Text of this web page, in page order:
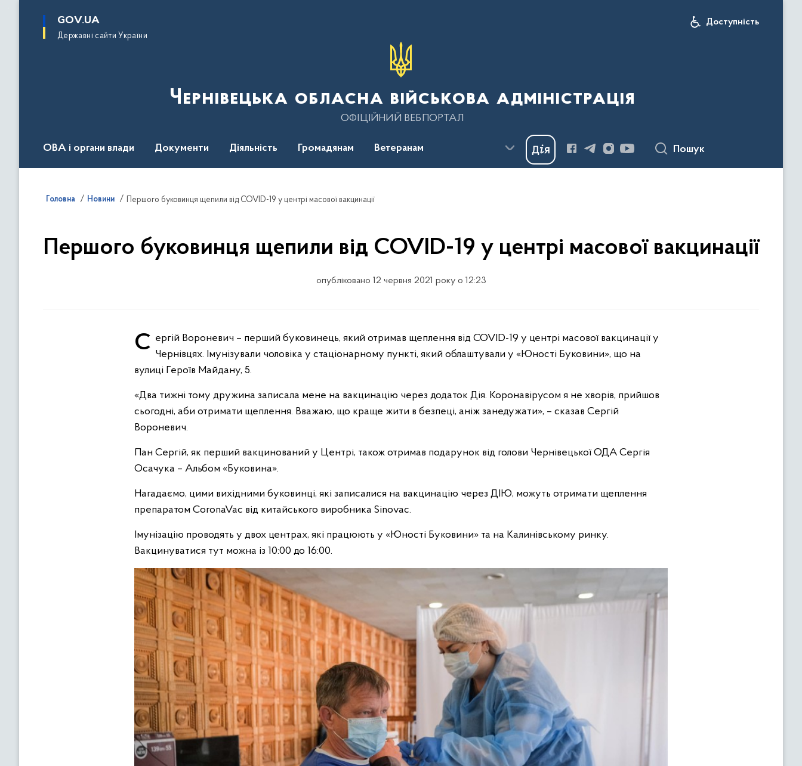
основного
GOV.UA
Державні сайти України
Доступність
Чернівецька обласна військова адміністрація
ОФІЦІЙНИЙ ВЕБПОРТАЛ
ОВА і органи влади Документи Діяльність Громадянам Ветеранам Пошук
Головна Новини Першого буковинця щепили від COVID-19 у центрі масової вакцинації
Першого буковинця щепили від COVID-19 у центрі масової вакцинації
опубліковано 12 червня 2021 року о 12:23
Сергій Вороневич – перший буковинець, який отримав щеплення від COVID-19 у центрі масової вакцинації у Чернівцях. Імунізували чоловіка у стаціонарному пункті, який облаштували у «Юності Буковини», що на
вулиці Героїв Майдану, 5.
«Два тижні тому дружина записала мене на вакцинацію через додаток Дія. Коронавірусом я не хворів, прийшов
сьогодні, аби отримати щеплення. Вважаю, що краще жити в безпеці, аніж занедужати», – сказав Сергій
Вороневич.
Пан Сергій, як перший вакцинований у Центрі, також отримав подарунок від голови Чернівецької ОДА Сергія
Осачука – Альбом «Буковина».
Нагадаємо, цими вихідними буковинці, які записалися на вакцинацію через ДІЮ, можуть отримати щеплення
препаратом CoronaVac від китайського виробника Sinovac.
Імунізацію проводять у двох центрах, які працюють у «Юності Буковини» та на Калинівському ринку.
Вакцинуватися тут можна із 10:00 до 16:00.